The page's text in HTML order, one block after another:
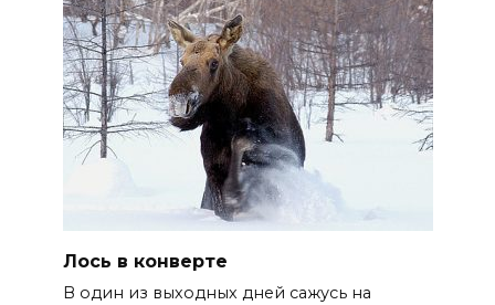
Лось в конверте
В один из выходных дней сажусь на